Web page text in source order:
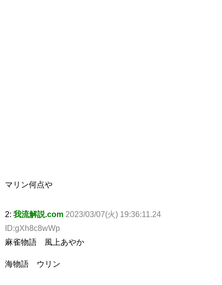
マリン何点や
2: 我流解説.com 2023/03/07(火) 19:36:11.24
ID:gXh8c8wWp
麻雀物語 風上あやか
海物語 ウリン